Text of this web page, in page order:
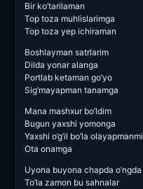
Bir ko’tarilaman
Top toza muhlislarimga
Top toza yep ichiraman
Boshlayman satrlarim
Dilda yonar alanga
Portlab ketaman go’yo
Sig’mayapman tanamga
Mana mashxur bo’ldim
Bugun yaxshi yomonga
Yaxshi o’g’il bo’la olayapmanmi
Ota onamga
Uyona buyona chapda o’ngda
To’la zamon bu sahnalar